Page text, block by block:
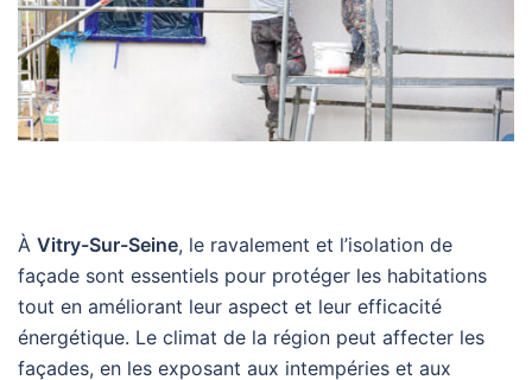
À Vitry-Sur-Seine, le ravalement et l’isolation de
façade sont essentiels pour protéger les habitations
tout en améliorant leur aspect et leur efficacité
énergétique. Le climat de la région peut affecter les
façades, en les exposant aux intempéries et aux